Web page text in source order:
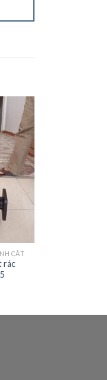
CẮT
rác